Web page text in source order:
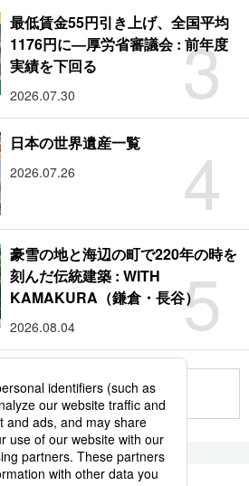
3
最低賃金55円引き上げ、全国平均
1176円に―厚労省審議会 : 前年度
実績を下回る
2026.07.30
4
日本の世界遺産一覧
2026.07.26
5
豪雪の地と海辺の町で220年の時を
刻んだ伝統建築 : WITH
KAMAKURA（鎌倉・長谷）
2026.08.04
もっと見る